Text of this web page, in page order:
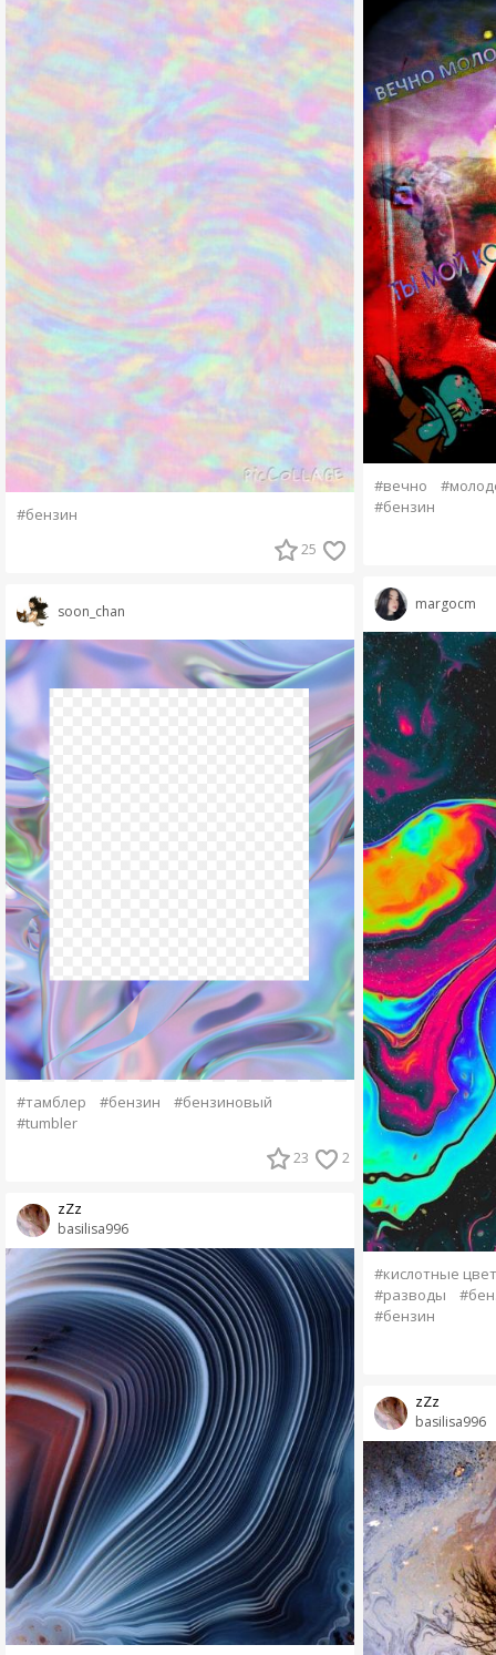
#бензин
25
soon_chan
#тамблер #бензин
#бензиновый
#tumbler
23 2
basilisa996
zZz
#вечно
#бензин
margocm
#кислотные
#разводы
#бензин
basilisa996
zZz